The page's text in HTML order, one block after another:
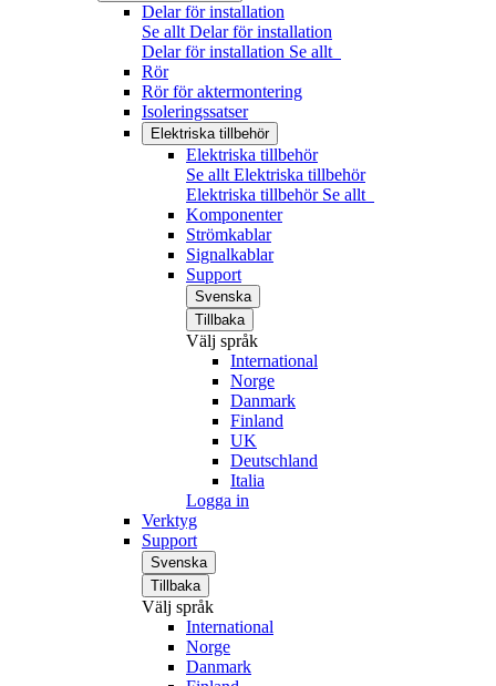
Delar för installation
Se allt Delar för installation
Delar för installation Se allt
Rör
Rör för aktermontering
Isoleringssatser
Elektriska tillbehör
Elektriska tillbehör
Se allt Elektriska tillbehör
Elektriska tillbehör Se allt
Komponenter
Strömkablar
Signalkablar
Support
Svenska
Tillbaka
Välj språk
International
Norge
Danmark
Finland
UK
Deutschland
Italia
Logga in
Verktyg
Support
Svenska
Tillbaka
Välj språk
International
Norge
Danmark